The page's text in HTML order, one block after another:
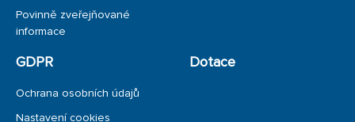
Povinně zveřejňované
informace
GDPR
Ochrana osobních údajů
Nastavení cookies
Dotace